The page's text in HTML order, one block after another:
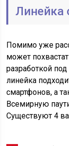
Линейка
Помимо уже
может
разработкой
линейка
смартфонов, а
Всемирную
Существуют 4